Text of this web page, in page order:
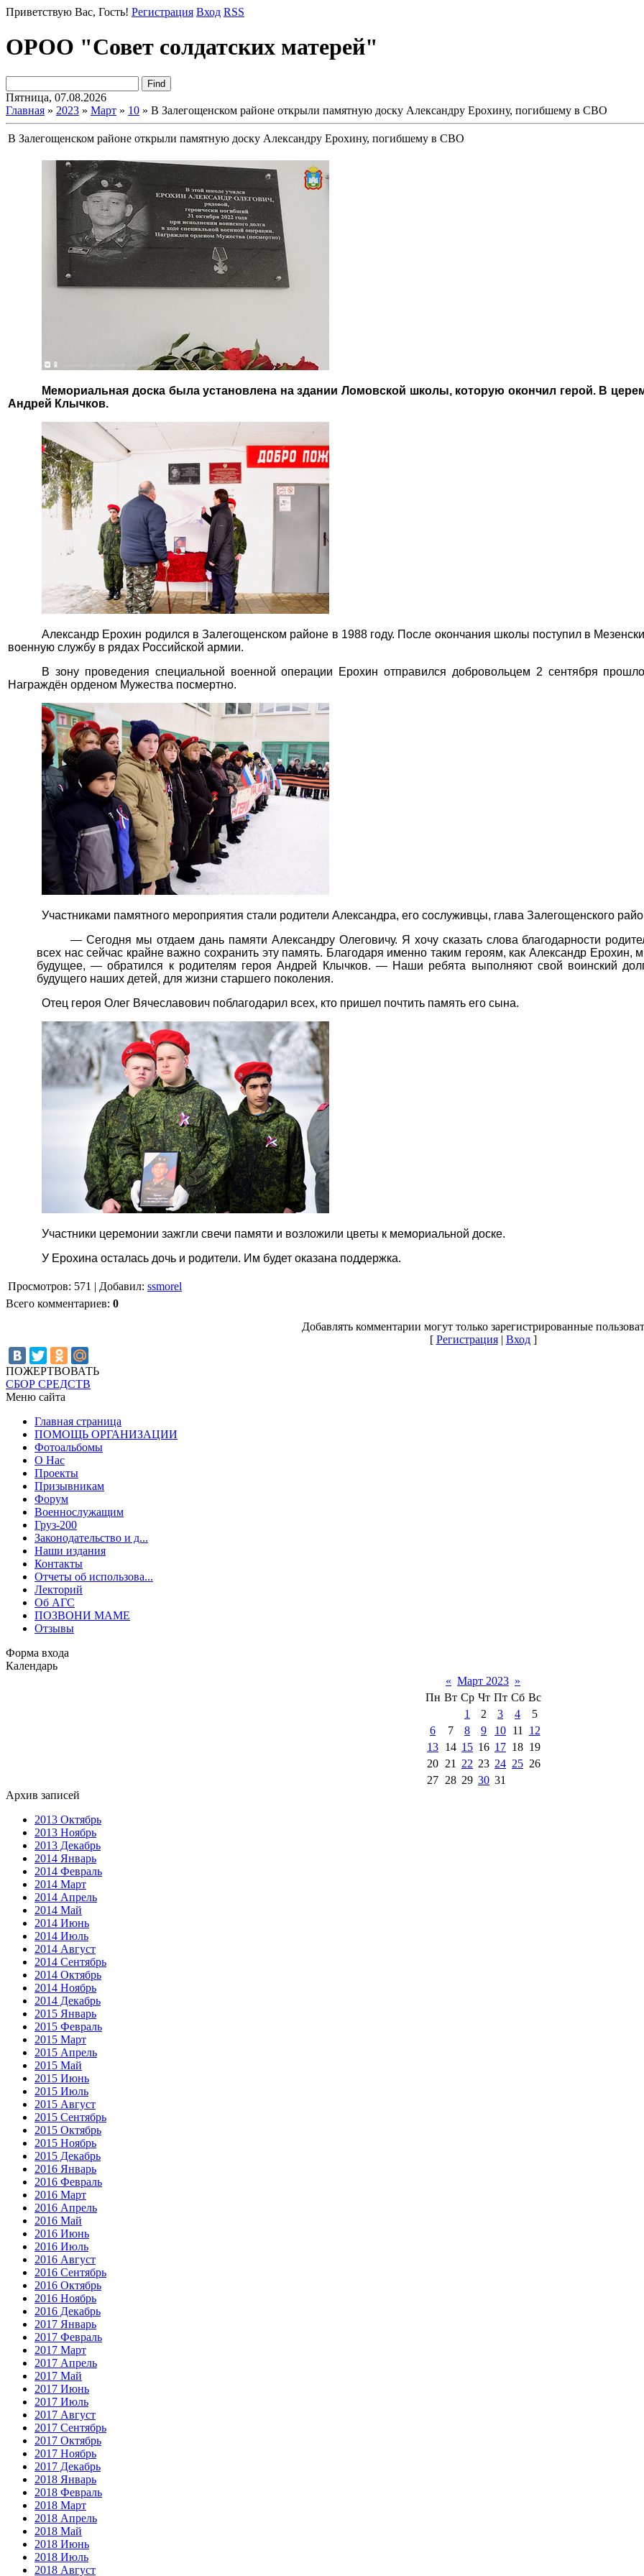
Приветствую Вас, Гость! Регистрация Вход RSS
ОРОО "Совет солдатских матерей"
Пятница, 07.08.2026
Главная » 2023 » Март » 10 » В Залегощенском районе открыли памятную доску Александру Ерохину, погибшему в СВО
В Залегощенском районе открыли памятную доску Александру Ерохину, погибшему в СВО
Мемориальная доска была установлена на здании Ломовской школы, которую окончил герой. В
Андрей Клычков.
Александр Ерохин родился в Залегощенском районе в 1988 году. После окончания школы поступил в
военную службу в рядах Российской армии.
В зону проведения специальной военной операции Ерохин отправился добровольцем 2 сентября
Награждён орденом Мужества посмертно.
Участниками памятного мероприятия стали родители Александра, его сослуживцы, глава Залегощенского
— Сегодня мы отдаем дань памяти Александру Олеговичу. Я хочу сказать слова благодарности
всех нас сейчас крайне важно сохранить эту память. Благодаря именно таким героям, как Александр
будущее, — обратился к родителям героя Андрей Клычков. — Наши ребята выполняют свой воинский
будущего наших детей, для жизни старшего поколения.
Отец героя Олег Вячеславович поблагодарил всех, кто пришел почтить память его сына.
Участники церемонии зажгли свечи памяти и возложили цветы к мемориальной доске.
У Ерохина осталась дочь и родители. Им будет оказана поддержка.
Просмотров: 571 | Добавил: ssmorel
Всего комментариев: 0
Добавлять комментарии могут только зарегистрированные
[ Регистрация| Вход]
ПОЖЕРТВОВАТЬ
СБОР СРЕДСТВ
Меню сайта
Главная страница
ПОМОЩЬ ОРГАНИЗАЦИИ
Фотоальбомы
О Нас
Проекты
Призывникам
Форум
Военнослужащим
Груз-200
Законодательство и д...
Наши издания
Контакты
Отчеты об использова...
Лекторий
Об АГС
ПОЗВОНИ МАМЕ
Отзывы
Форма входа
Календарь
« Март 2023 »
Пн Вт Ср Чт Пт Сб Вс
1
2 3 4
5
6
7 8 9 10 11
12
13 14 15 16 17 18 19
20 21 22 23 24 25 26
27 28 29 30 31
Архив записей
2013 Октябрь
2013 Ноябрь
2013 Декабрь
2014 Январь
2014 Февраль
2014 Март
2014 Апрель
2014 Май
2014 Июнь
2014 Июль
2014 Август
2014 Сентябрь
2014 Октябрь
2014 Ноябрь
2014 Декабрь
2015 Январь
2015 Февраль
2015 Март
2015 Апрель
2015 Май
2015 Июнь
2015 Июль
2015 Август
2015 Сентябрь
2015 Октябрь
2015 Ноябрь
2015 Декабрь
2016 Январь
2016 Февраль
2016 Март
2016 Апрель
2016 Май
2016 Июнь
2016 Июль
2016 Август
2016 Сентябрь
2016 Октябрь
2016 Ноябрь
2016 Декабрь
2017 Январь
2017 Февраль
2017 Март
2017 Апрель
2017 Май
2017 Июнь
2017 Июль
2017 Август
2017 Сентябрь
2017 Октябрь
2017 Ноябрь
2017 Декабрь
2018 Январь
2018 Февраль
2018 Март
2018 Апрель
2018 Май
2018 Июнь
2018 Июль
2018 Август